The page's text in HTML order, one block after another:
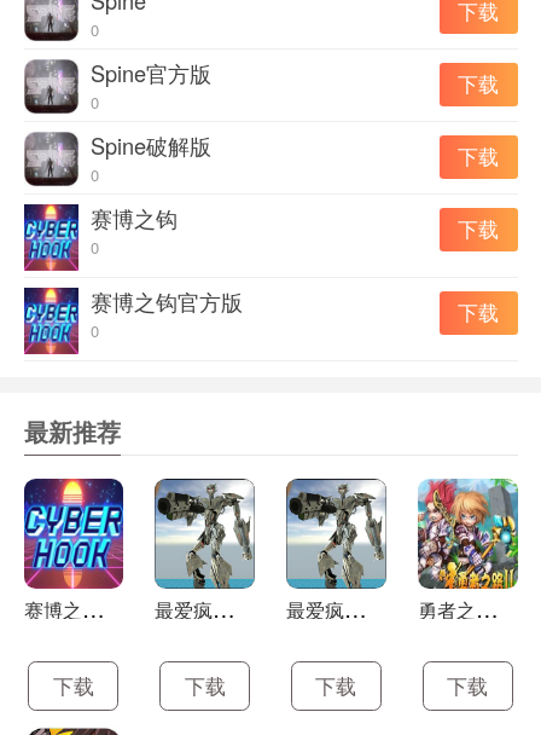
开放的真·自由交易，实现了点对点交易，卖家自主定价，
海量未绑定道具，形成最真实的市场环境!开放了穿戴后仍
可交易的道具机制，让装备持续保值。
游戏特点
同名电影正版授权，打造属于中国的未来科幻史诗级对战
手游。
全新科幻题材，赛博朋克式风格，舰艇代步，壮丽未来科
技之都，为玩家带来全新的游戏体验。
超自由的游戏氛围，所有掉落均无绑定，市场自由交易，
为玩家打造人山人海式的交易中心。
开始玩的玩家，都无需担心鬼服。
众多酷炫机甲满足你的所有科技幻想，物理、法术、防
御、治疗，多种机甲类型，总有你喜欢的那一款。
小编点评
《流浪星球》是尚游游戏推出的经典端转手作品! 作为国
产科幻游戏的先行者，与大年初一上映的中国科幻电影
科幻小说作者---刘慈欣(大刘)，一起为中国科幻保驾护航。
0
下载
Spine官方版
0
下载
Spine破解版
0
下载
赛博之钩
0
下载
赛博之钩官方版
0
下载
最新推荐
赛
博之钩最新版
下载
最
爱疯狂战机正式版
下载
最
爱疯狂战机最新版
下载
勇
者之路2加强版
下载